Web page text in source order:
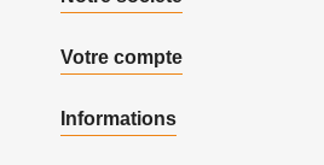
Votre compte
Informations